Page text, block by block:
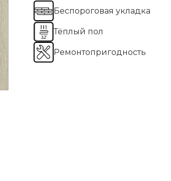
Беспороговая укладка
Тёплый пол
Ремонтопригодность